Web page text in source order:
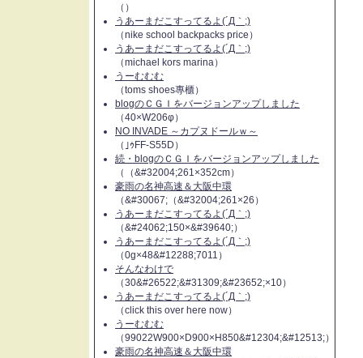
（）
うあーまだこすってるよ(´Д｀;)
（nike school backpacks price）
うあーまだこすってるよ(´Д｀;)
（michael kors marina）
うーむむむ
（toms shoes專櫃）
blogのＣＧＩをバージョンアップしました
（40×W206φ）
NO INVADE ～カプヌドールｗ～
（｣ｩFF-S55D）
続・blogのＣＧＩをバージョンアップしました
（（&#32004;261×352cm）
豪雨の名神高速＆大阪中環
（&#30067;（&#32004;261×26）
うあーまだこすってるよ(´Д｀;)
（&#24062;150×&#39640;）
うあーまだこすってるよ(´Д｀;)
（0g×48&#12288;7011）
そんなわけで
（30&#26522;&#31309;&#23652;×10）
うあーまだこすってるよ(´Д｀;)
（click this over here now）
うーむむむ
（99022W900×D900×H850&#12304;&#12513;）
豪雨の名神高速＆大阪中環